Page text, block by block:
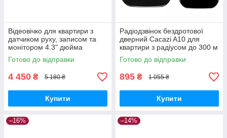
Відеовічко для квартири з
датчиком руху, записом та
монітором 4.3" дюйма
Danmini DC-01 GoodPlace -
worry-free-shopping-
Готово до відправки
4 450 ₴ 5 180 ₴
Купити
Радіодзвінок бездротової
дверний Cacazi A10 для
квартири з радіусом до 300 м
GoodPlace -worry-free-
shopping-
Готово до відправки
895 ₴ 1 055 ₴
Купити
–16% –14%